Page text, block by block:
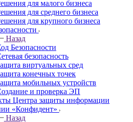
для малого бизнеса
для среднего бизнеса
для крупного бизнеса
Назад
Безопасности
безопасность
виртуальных сред
конечных точек
мобильных устройств
и проверка ЭП
Центра защиты информации
«Конфидент»
Назад